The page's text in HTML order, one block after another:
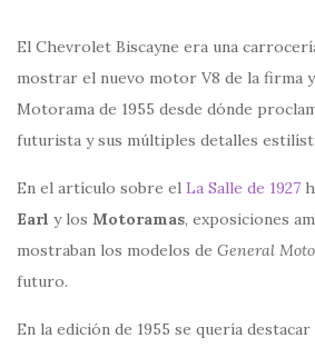
El Chevrolet Biscayne era una
mostrar el nuevo motor V8 de la firma
Motorama de 1955 desde dónde
futurista y sus múltiples detalles
En el artículo sobre el La Salle de 1927
Earl y los Motoramas, exposiciones
mostraban los modelos de General
futuro.
En la edición de 1955 se quería